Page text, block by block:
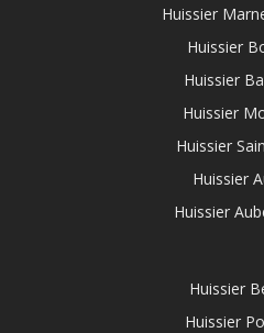
Huissier
Huissier
Huissier
Huissier
Huissier
Huissier
Huissier
Huissier
Huissier